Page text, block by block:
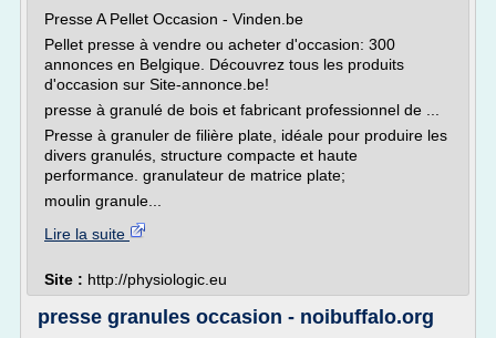
Presse A Pellet Occasion - Vinden.be
Pellet presse à vendre ou acheter d'occasion: 300
annonces en Belgique. Découvrez tous les produits
d'occasion sur Site-annonce.be!
presse à granulé de bois et fabricant professionnel de ...
Presse à granuler de filière plate, idéale pour produire les
divers granulés, structure compacte et haute
performance. granulateur de matrice plate;
moulin granule...
Lire la suite
Site : http://physiologic.eu
presse granules occasion - noibuffalo.org